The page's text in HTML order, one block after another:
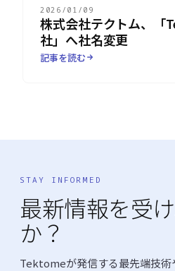
2026/01/09
株式会社テクトム、「
社」へ社名変更
記事を読む
STAY INFORMED
最新情報を受
か？
Tektomeが発信する最先端技術